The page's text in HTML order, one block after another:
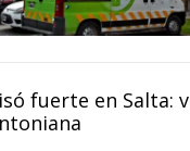
fuerte en Salta: